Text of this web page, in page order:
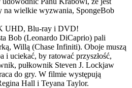
na wielkie wyzwania, SpongeBob
UHD, Blu-ray i DVD!
Bob (Leonardo DiCaprio) pali
Willą (Chase Infiniti). Oboje muszą
i uciekać, by ratować przyszłość,
pułkownik Steven J. Lockjaw
do gry. W filmie występują
Hall i Teyana Taylor.